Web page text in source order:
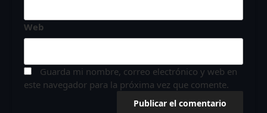
Web
Guarda mi nombre, correo electrónico y web en
este navegador para la próxima vez que comente.